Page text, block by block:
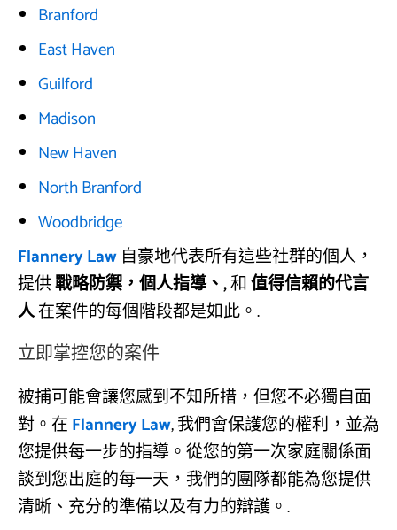
Branford
East Haven
Guilford
Madison
New Haven
North Branford
Woodbridge
Flannery Law 自豪地代表所有這些社群的個人，
提供戰略防禦，個人指導、,和值得信賴的代言
人在案件的每個階段都是如此。.
立即掌控您的案件
被捕可能會讓您感到不知所措，但您不必獨自面
對。在Flannery Law, 我們會保護您的權利，並為
您提供每一步的指導。從您的第一次家庭關係面
談到您出庭的每一天，我們的團隊都能為您提供
清晰、充分的準備以及有力的辯護。.